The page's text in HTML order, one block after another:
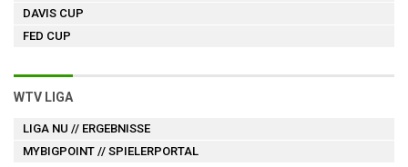
DAVIS CUP
FED CUP
WTV LIGA
LIGA NU // ERGEBNISSE
MYBIGPOINT // SPIELERPORTAL